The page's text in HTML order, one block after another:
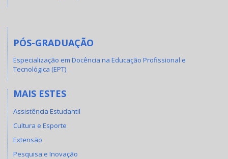
PÓS-GRADUAÇÃO
Especialização em Docência na Educação Profissional e
Tecnológica (EPT)
MAIS ESTES
Assistência Estudantil
Cultura e Esporte
Extensão
Pesquisa e Inovação